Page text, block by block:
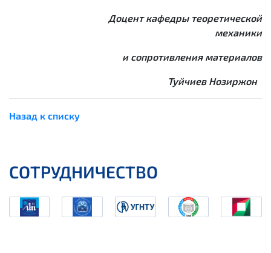
Доцент кафедры теоретической
механики
и сопротивления материалов
Туйчиев Нозиржон
Назад к списку
СОТРУДНИЧЕСТВО